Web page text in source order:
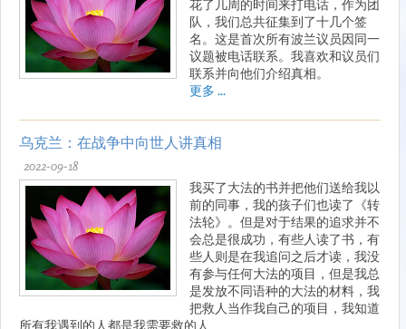
花了几周的时间来打电话，作为团
队，我们总共征集到了十几个签
名。这是首次所有波兰议员因同一
议题被电话联系。我喜欢和议员们
联系并向他们介绍真相。
更多 ...
乌克兰：在战争中向世人讲真相
2022-09-18
我买了大法的书并把他们送给我以
前的同事，我的孩子们也读了《转
法轮》。但是对于结果的追求并不
会总是很成功，有些人读了书，有
些人则是在我追问之后才读，我没
有参与任何大法的项目，但是我总
是发放不同语种的大法的材料，我
把救人当作我自己的项目，我知道
所有我遇到的人都是我需要救的人